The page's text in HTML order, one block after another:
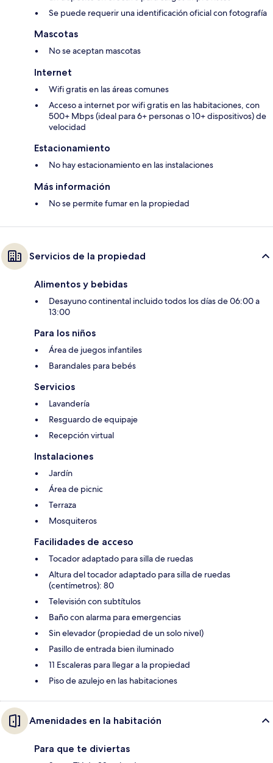
Se puede requerir una identificación oficial con fotografía
Mascotas
No se aceptan mascotas
Internet
Wifi gratis en las áreas comunes
Acceso a internet por wifi gratis en las habitaciones, con
500+ Mbps (ideal para 6+ personas o 10+ dispositivos) de
velocidad
Estacionamiento
No hay estacionamiento en las instalaciones
Más información
No se permite fumar en la propiedad
Servicios de la propiedad
Alimentos y bebidas
Desayuno continental incluido todos los días de 06:00 a
13:00
Para los niños
Área de juegos infantiles
Barandales para bebés
Servicios
Lavandería
Resguardo de equipaje
Recepción virtual
Instalaciones
Jardín
Área de picnic
Terraza
Mosquiteros
Facilidades de acceso
Tocador adaptado para silla de ruedas
Altura del tocador adaptado para silla de ruedas
(centímetros): 80
Televisión con subtítulos
Baño con alarma para emergencias
Sin elevador (propiedad de un solo nivel)
Pasillo de entrada bien iluminado
11 Escaleras para llegar a la propiedad
Piso de azulejo en las habitaciones
Amenidades en la habitación
Para que te diviertas